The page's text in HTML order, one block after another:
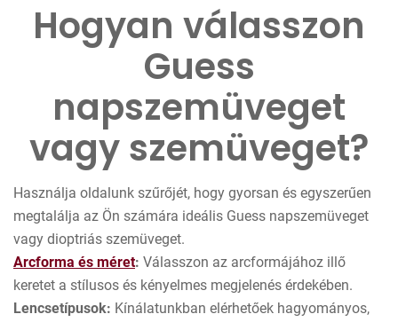
Hogyan válasszon
Guess
napszemüveget
vagy szemüveget?
Használja oldalunk szűrőjét, hogy gyorsan és egyszerűen
megtalálja az Ön számára ideális Guess napszemüveget
vagy dioptriás szemüveget.
Arcforma és méret: Válasszon az arcformájához illő
keretet a stílusos és kényelmes megjelenés érdekében.
Lencsetípusok: Kínálatunkban elérhetőek hagyományos,